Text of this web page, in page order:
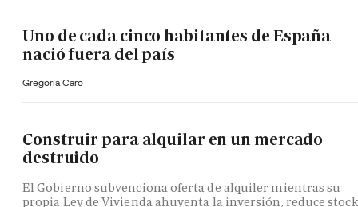
Uno de cada cinco habitantes de España
nació fuera del país
Gregoria Caro
Construir para alquilar en un mercado
destruido
El Gobierno subvenciona oferta de alquiler mientras su
propia Ley de Vivienda ahuyenta la inversión, reduce